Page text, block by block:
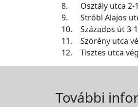
8.
Osztály utca 2-
9.
Stróbl Alajos
10.
Százados út 3-
11.
Szörény utca
12.
Tisztes utca
További